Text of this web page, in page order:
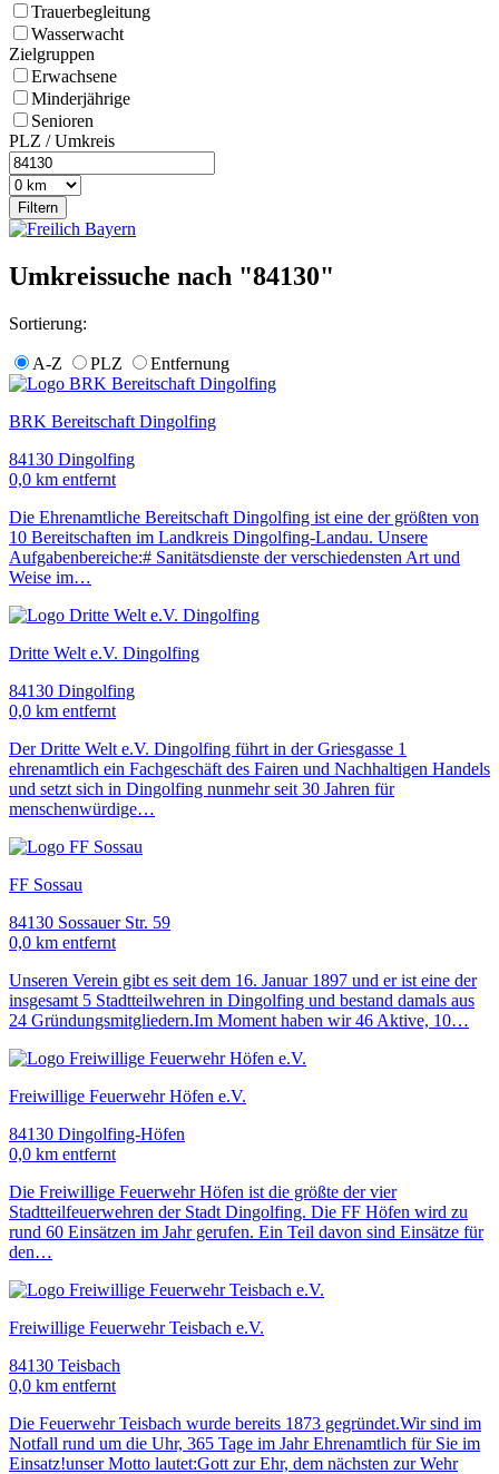
Trauerbegleitung
Wasserwacht
Zielgruppen
Erwachsene
Minderjährige
Senioren
PLZ / Umkreis
Umkreissuche nach "84130"
Sortierung:
A-Z PLZ Entfernung
BRK Bereitschaft Dingolfing
84130 Dingolfing
0,0 km entfernt
Die Ehrenamtliche Bereitschaft Dingolfing ist eine der größten von
10 Bereitschaften im Landkreis Dingolfing-Landau. Unsere
Aufgabenbereiche:# Sanitätsdienste der verschiedensten Art und
Weise im…
Dritte Welt e.V. Dingolfing
84130 Dingolfing
0,0 km entfernt
Der Dritte Welt e.V. Dingolfing führt in der Griesgasse 1
ehrenamtlich ein Fachgeschäft des Fairen und Nachhaltigen Handels
und setzt sich in Dingolfing nunmehr seit 30 Jahren für
menschenwürdige…
FF Sossau
84130 Sossauer Str. 59
0,0 km entfernt
Unseren Verein gibt es seit dem 16. Januar 1897 und er ist eine der
insgesamt 5 Stadtteilwehren in Dingolfing und bestand damals aus
24 Gründungsmitgliedern.Im Moment haben wir 46 Aktive, 10…
Freiwillige Feuerwehr Höfen e.V.
84130 Dingolfing-Höfen
0,0 km entfernt
Die Freiwillige Feuerwehr Höfen ist die größte der vier
Stadtteilfeuerwehren der Stadt Dingolfing. Die FF Höfen wird zu
rund 60 Einsätzen im Jahr gerufen. Ein Teil davon sind Einsätze für
den…
Freiwillige Feuerwehr Teisbach e.V.
84130 Teisbach
0,0 km entfernt
Die Feuerwehr Teisbach wurde bereits 1873 gegründet.Wir sind im
Notfall rund um die Uhr, 365 Tage im Jahr Ehrenamtlich für Sie im
Einsatz!unser Motto lautet:Gott zur Ehr, dem nächsten zur Wehr